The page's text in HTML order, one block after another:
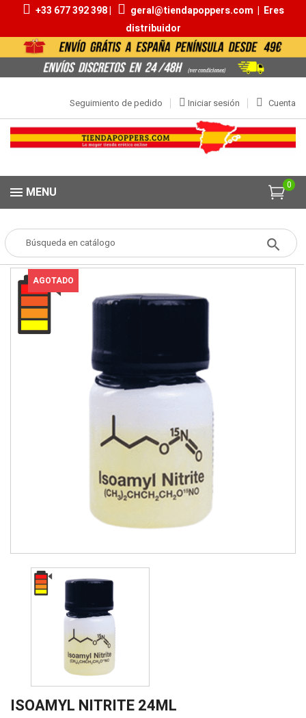
+33 677 392 398 | geral@tiendapoppers.com | Eres
distribuidor
Cuenta
Iniciar sesión
Seguimiento de pedido
0
MENU
Popper POPPERS Aromas 20ml | 30ml ISOAMYL NITRITE 24ML
AGOTADO
ISOAMYL NITRITE 24ML